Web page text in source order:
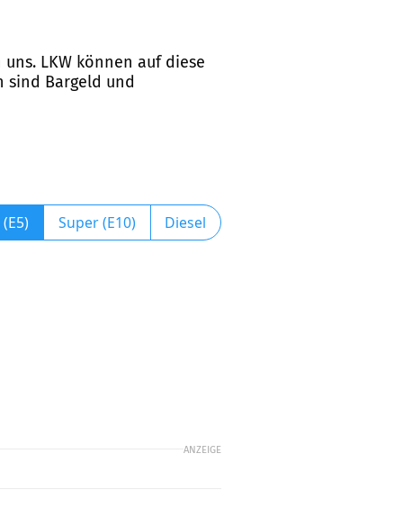
LKW können auf diese
sind Bargeld und
Super (E10) Diesel
ANZEIGE